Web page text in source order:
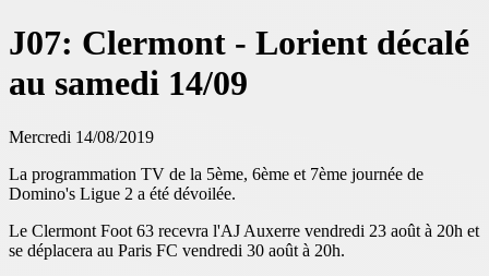
J07: Clermont - Lorient décalé
au samedi 14/09
Mercredi 14/08/2019
La programmation TV de la 5ème, 6ème et 7ème journée de
Domino's Ligue 2 a été dévoilée.
Le Clermont Foot 63 recevra l'AJ Auxerre vendredi 23 août à 20h et
se déplacera au Paris FC vendredi 30 août à 20h.